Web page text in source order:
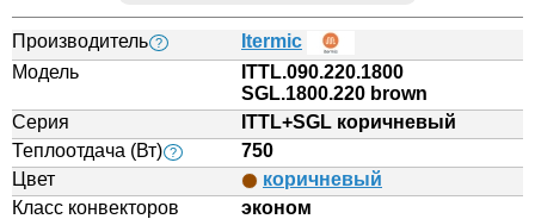
Производитель ?
Itermic
Модель
ITTL.090.220.1800
SGL.1800.220 brown
Серия
ITTL+SGL коричневый
Теплоотдача (Вт) ?
750
Цвет
коричневый
Класс конвекторов
эконом